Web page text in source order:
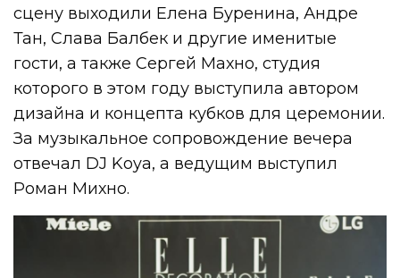
сцену выходили Елена Буренина, Андре
Тан, Слава Балбек и другие именитые
гости, а также Сергей Махно, студия
которого в этом году выступила автором
дизайна и концепта кубков для церемонии.
За музыкальное сопровождение вечера
отвечал DJ Koya, а ведущим выступил
Роман Михно.